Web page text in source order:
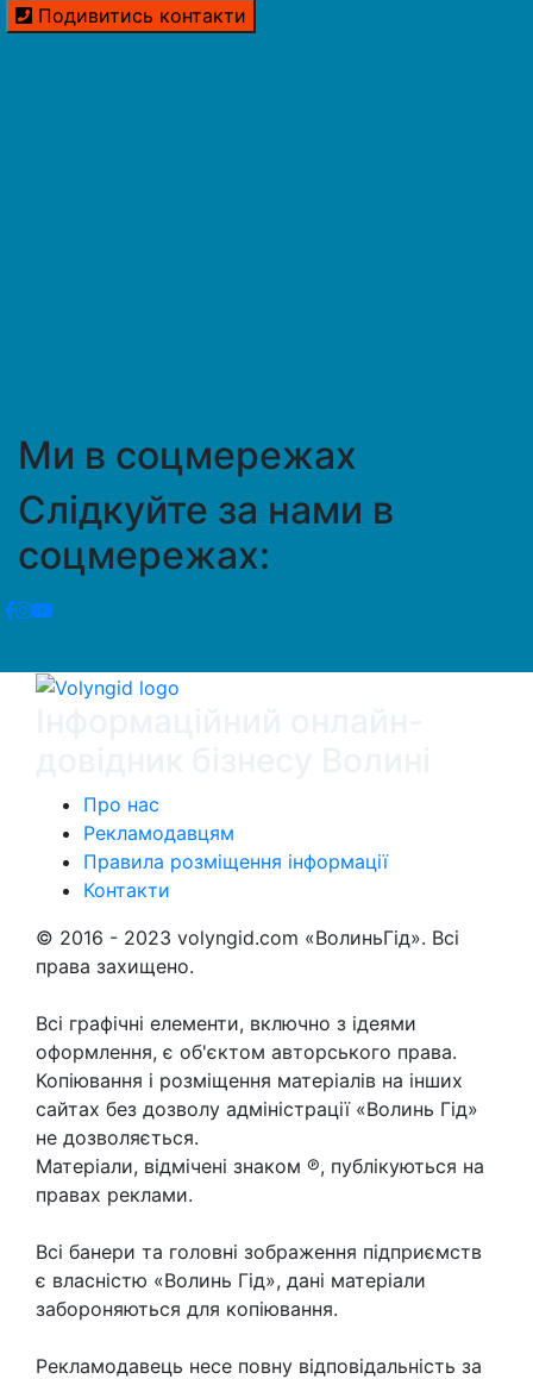
Подивитись контакти
Ми в соцмережах
Слідкуйте за нами в
соцмережах:
Про нас
Рекламодавцям
Правила розміщення інформації
Контакти
© 2016 - 2023 volyngid.com «ВолиньГід». Всі
права захищено.
Всі графічні елементи, включно з ідеями
оформлення, є об'єктом авторського права.
Копіювання і розміщення матеріалів на інших
сайтах без дозволу адміністрації «Волинь Гід»
не дозволяється.
Матеріали, відмічені знаком ℗, публікуються на
правах реклами.
Всі банери та головні зображення підприємств
є власністю «Волинь Гід», дані матеріали
забороняються для копіювання.
Рекламодавець несе повну відповідальність за